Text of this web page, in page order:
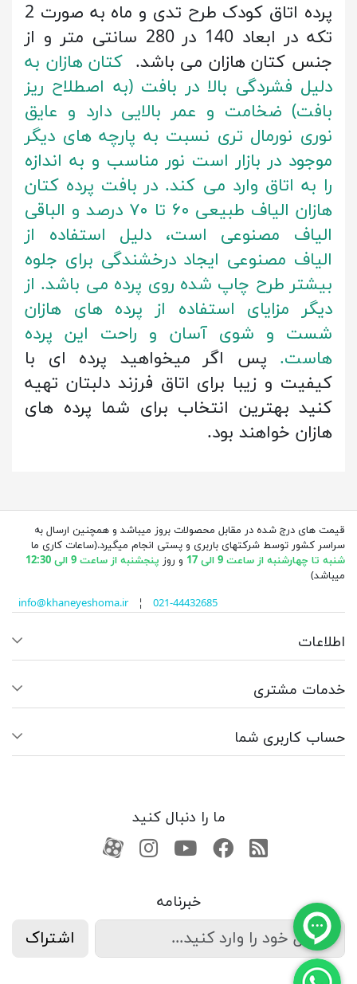
پرده اتاق کودک طرح تدی و ماه به صورت 2
تکه در ابعاد 140 در 280 سانتی متر و از
جنس کتان هازان می باشد. کتان هازان به
دلیل فشردگی بالا در بافت (به اصطلاح ریز
بافت) ضخامت و عمر بالایی دارد و عایق
نوری نورمال تری نسبت به پارچه های دیگر
موجود در بازار است نور مناسب و به اندازه
را به اتاق وارد می کند. در بافت پرده کتان
هازان الیاف طبیعی ۶۰ تا ۷۰ درصد و الباقی
الیاف مصنوعی است، دلیل استفاده از
الیاف مصنوعی ایجاد درخشندگی برای جلوه
بیشتر طرح چاپ شده روی پرده می باشد. از
دیگر مزایای استفاده از پرده های هازان
شست و شوی آسان و راحت این پرده
هاست. پس اگر میخواهید پرده ای با
کیفیت و زیبا برای اتاق فرزند دلبتان تهیه
کنید بهترین انتخاب برای شما پرده های
هازان خواهند بود.
قیمت های درج شده در مقابل محصولات بروز میباشد و همچنین ارسال به
سراسر کشور توسط شرکتهای باربری و پستی انجام میگیرد.(ساعات کاری ما
شنبه تا چهارشنبه از ساعت 9 الی 17
و روز پنجشنبه از ساعت 9 الی 12:30
میباشد)
info@khaneyeshoma.ir¦ 021-44432685
اطلاعات
خدمات مشتری
حساب کاربری شما
ما را دنبال کنید
RSSفیسبوکیوتیوبکانال آپارات
کانال آپارات
خبرنامه
اشتراک